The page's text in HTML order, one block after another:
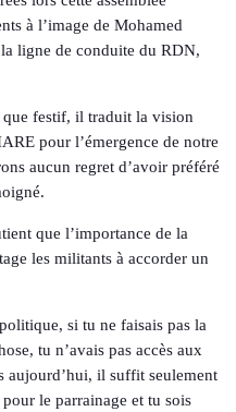
à l’image de Mohamed
ligne de conduite du RDN,
que festif, il traduit la vision
pour l’émergence de notre
aucun regret d’avoir préféré
que l’importance de la
les militants à accorder un
si tu ne faisais pas la
tu n’avais pas accès aux
aujourd’hui, il suffit seulement
le parrainage et tu sois